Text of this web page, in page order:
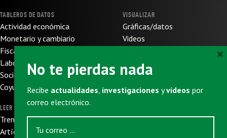
TABLEROS DE DATOS
Actividad económica
Monetario y cambiario
Fiscal y de presupuesto
Laboral
Socioeconómico
Coyuntura internacional
LEER
Trends
Artículos
VISUALIZAR
Gráficas/datos
Videos
Sobre nosotros
Donaciones
SUSCRIBIRSE
No te pierdas nada
Recibe actualidades, investigaciones yvideos por
correo electrónico.
×